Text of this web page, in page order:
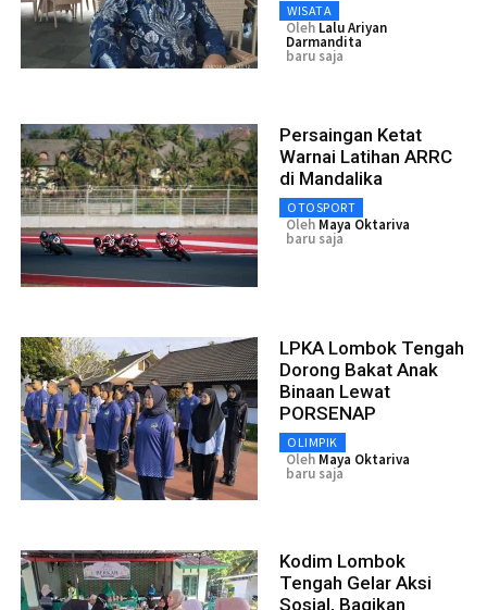
WISATA
Oleh Lalu Ariyan
Darmandita
baru saja
Persaingan Ketat
Warnai Latihan ARRC
di Mandalika
OTOSPORT
Oleh Maya Oktariva
baru saja
LPKA Lombok Tengah
Dorong Bakat Anak
Binaan Lewat
PORSENAP
OLIMPIK
Oleh Maya Oktariva
baru saja
Kodim Lombok
Tengah Gelar Aksi
Sosial, Bagikan